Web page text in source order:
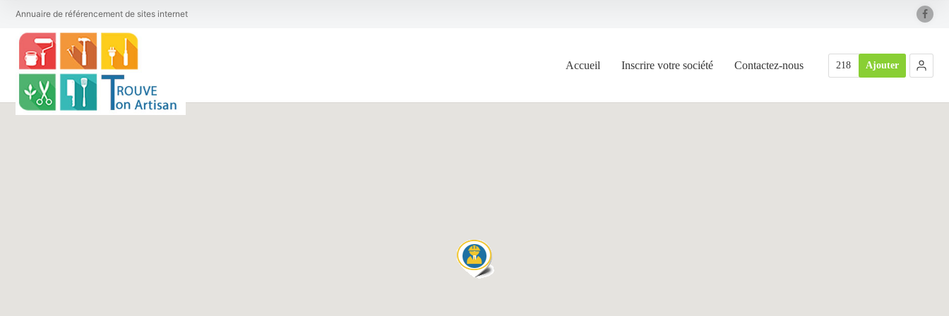
Annuaire de référencement de sites internet
Accueil Inscrire votre société Contactez-nous 218 Ajouter